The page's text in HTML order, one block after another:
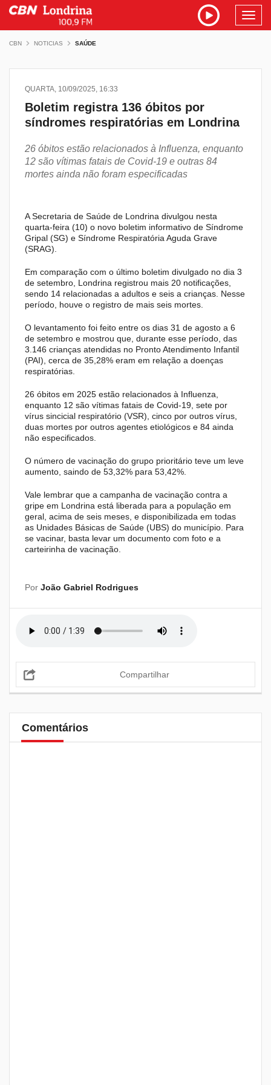
CBN NOTICIAS SAÚDE
QUARTA, 10/09/2025, 16:33
Boletim registra 136 óbitos por
síndromes respiratórias em Londrina
26 óbitos estão relacionados à Influenza, enquanto
12 são vítimas fatais de Covid-19 e outras 84
mortes ainda não foram especificadas
A Secretaria de Saúde de Londrina divulgou nesta
quarta-feira (10) o novo boletim informativo de Síndrome
Gripal (SG) e Síndrome Respiratória Aguda Grave
(SRAG).
Em comparação com o último boletim divulgado no dia 3
de setembro, Londrina registrou mais 20 notificações,
sendo 14 relacionadas a adultos e seis a crianças. Nesse
período, houve o registro de mais seis mortes.
O levantamento foi feito entre os dias 31 de agosto a 6
de setembro e mostrou que, durante esse período, das
3.146 crianças atendidas no Pronto Atendimento Infantil
(PAI), cerca de 35,28% eram em relação a doenças
respiratórias.
26 óbitos em 2025 estão relacionados à Influenza,
enquanto 12 são vítimas fatais de Covid-19, sete por
vírus sincicial respiratório (VSR), cinco por outros vírus,
duas mortes por outros agentes etiológicos e 84 ainda
não especificados.
O número de vacinação do grupo prioritário teve um leve
aumento, saindo de 53,32% para 53,42%.
Vale lembrar que a campanha de vacinação contra a
gripe em Londrina está liberada para a população em
geral, acima de seis meses, e disponibilizada em todas
as Unidades Básicas de Saúde (UBS) do município. Para
se vacinar, basta levar um documento com foto e a
carteirinha de vacinação.
Por João Gabriel Rodrigues
Compartilhar
Comentários